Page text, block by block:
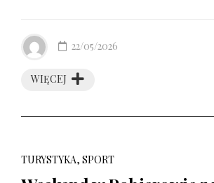
WIĘCEJ
22/05/2026
TURYSTYKA, SPORT